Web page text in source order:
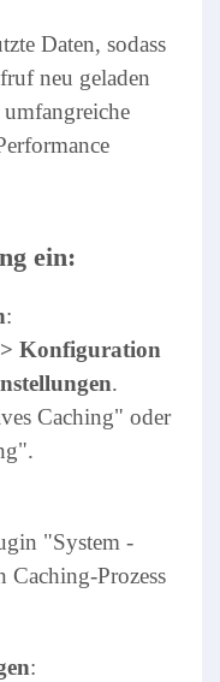
Daten, sodass
neu geladen
ein:
:
> Konfiguration
.
Caching" oder
"System -
Caching-Prozess
: